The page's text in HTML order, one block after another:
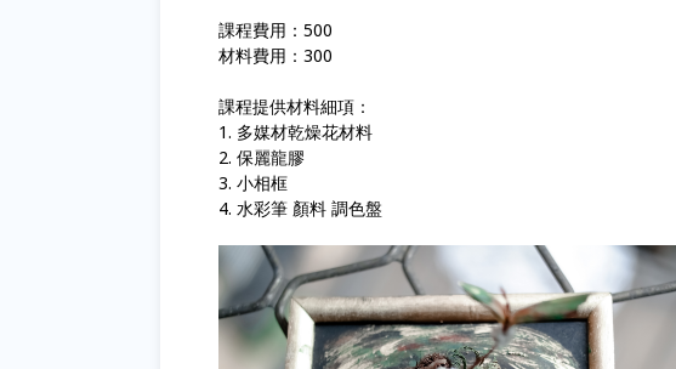
課程費用：500
材料費用：300
課程提供材料細項：
1. 多媒材乾燥花材料
2. 保麗龍膠
3. 小相框
4. 水彩筆 顏料 調色盤